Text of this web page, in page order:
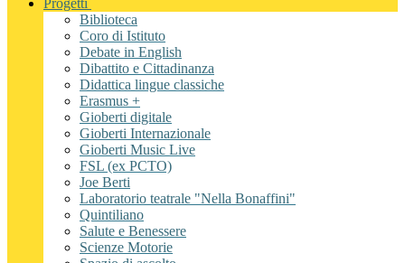
Progetti
Biblioteca
Coro di Istituto
Debate in English
Dibattito e Cittadinanza
Didattica lingue classiche
Erasmus +
Gioberti digitale
Gioberti Internazionale
Gioberti Music Live
FSL (ex PCTO)
Joe Berti
Laboratorio teatrale "Nella Bonaffini"
Quintiliano
Salute e Benessere
Scienze Motorie